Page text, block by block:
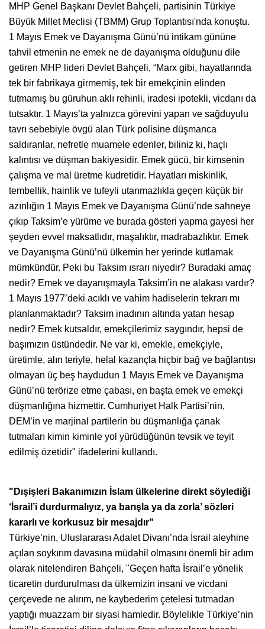
MHP Genel Başkanı Devlet Bahçeli, partisinin Türkiye
Büyük Millet Meclisi (TBMM) Grup Toplantısı'nda konuştu.
1 Mayıs Emek ve Dayanışma Günü’nü intikam gününe
tahvil etmenin ne emek ne de dayanışma olduğunu dile
getiren MHP lideri Devlet Bahçeli, “Marx gibi, hayatlarında
tek bir fabrikaya girmemiş, tek bir emekçinin elinden
tutmamış bu güruhun aklı rehinli, iradesi ipotekli, vicdanı da
tutsaktır. 1 Mayıs’ta yalnızca görevini yapan ve sağduyulu
tavrı sebebiyle övgü alan Türk polisine düşmanca
saldıranlar, nefretle muamele edenler, biliniz ki, haçlı
kalıntısı ve düşman bakiyesidir. Emek gücü, bir kimsenin
çalışma ve mal üretme kudretidir. Hayatları miskinlik,
tembellik, hainlik ve tufeyli utanmazlıkla geçen küçük bir
azınlığın 1 Mayıs Emek ve Dayanışma Günü’nde sahneye
çıkıp Taksim’e yürüme ve burada gösteri yapma gayesi her
şeyden evvel maksatlıdır, maşalıktır, madrabazlıktır. Emek
ve Dayanışma Günü’nü ülkemin her yerinde kutlamak
mümkündür. Peki bu Taksim ısrarı niyedir? Buradaki amaç
nedir? Emek ve dayanışmayla Taksim’in ne alakası vardır?
1 Mayıs 1977’deki acıklı ve vahim hadiselerin tekrarı mı
planlanmaktadır? Taksim inadının altında yatan hesap
nedir? Emek kutsaldır, emekçilerimiz saygındır, hepsi de
başımızın üstündedir. Ne var ki, emekle, emekçiyle,
üretimle, alın teriyle, helal kazançla hiçbir bağ ve bağlantısı
olmayan üç beş haydudun 1 Mayıs Emek ve Dayanışma
Günü’nü terörize etme çabası, en başta emek ve emekçi
düşmanlığına hizmettir. Cumhuriyet Halk Partisi’nin,
DEM’in ve marjinal partilerin bu düşmanlığa çanak
tutmaları kimin kiminle yol yürüdüğünün tevsik ve teyit
edilmiş özetidir" ifadelerini kullandı.
"Dışişleri Bakanımızın İslam ülkelerine direkt söylediği
‘İsrail’i durdurmalıyız, ya barışla ya da zorla’ sözleri
kararlı ve korkusuz bir mesajdır"
Türkiye’nin, Uluslararası Adalet Divanı’nda İsrail aleyhine
açılan soykırım davasına müdahil olmasını önemli bir adım
olarak nitelendiren Bahçeli, "Geçen hafta İsrail’e yönelik
ticaretin durdurulması da ülkemizin insani ve vicdani
çerçevede ne alırım, ne kaybederim çetelesi tutmadan
yaptığı muazzam bir siyasi hamledir. Böylelikle Türkiye’nin